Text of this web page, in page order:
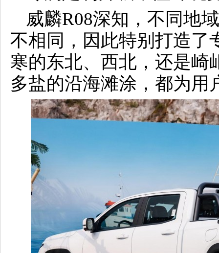
威麟R08深知，不同地
不相同，因此特别打造了
寒的东北、西北，还是崎
多盐的沿海滩涂，都为用